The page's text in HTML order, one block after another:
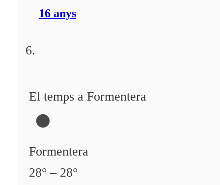
16 anys
El temps a Formentera
Formentera
28° – 28°